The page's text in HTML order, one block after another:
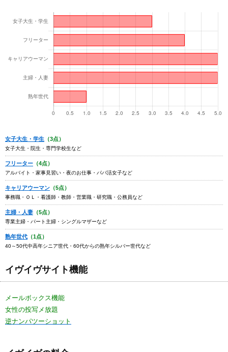
女子大生・学生 （3点）
女子大生・院生・専門学校生など
フリーター （4点）
アルバイト・家事見習い・夜のお仕事・パパ活女子など
キャリアウーマン （5点）
事務職・ＯＬ・看護師・教師・営業職・研究職・公務員など
主婦・人妻 （5点）
専業主婦・パート主婦・シングルマザーなど
熟年世代 （1点）
40～50代中高年シニア世代・60代からの熟年シルバー世代など
イヴイヴサイト機能
メールボックス機能
女性の投写メ放題
逆ナンパツーショット